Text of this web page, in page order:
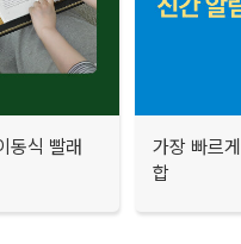
동식 빨래
가장 빠르
합